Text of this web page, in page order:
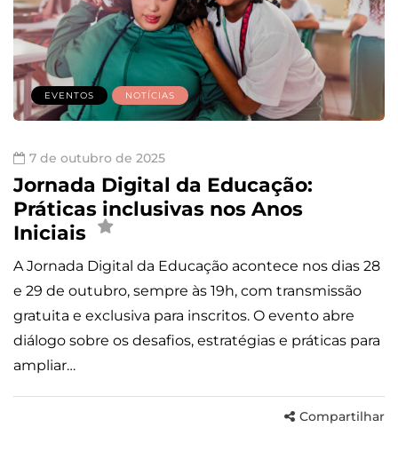
EVENTOS NOTÍCIAS
7 de outubro de 2025
Jornada Digital da Educação:
Práticas inclusivas nos Anos
Iniciais
A Jornada Digital da Educação acontece nos dias 28
e 29 de outubro, sempre às 19h, com transmissão
gratuita e exclusiva para inscritos. O evento abre
diálogo sobre os desafios, estratégias e práticas para
ampliar…
Compartilhar